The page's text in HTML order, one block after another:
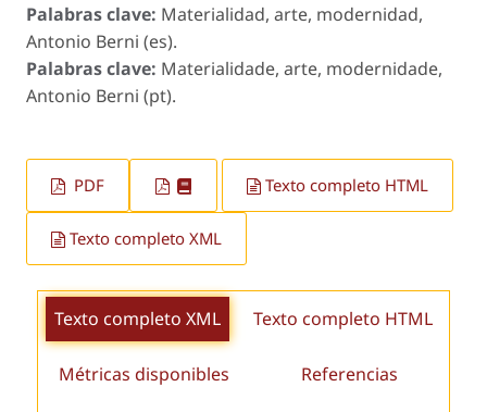
Palabras clave: Materialidad, arte, modernidad,
Antonio Berni (es).
Palabras clave: Materialidade, arte, modernidade,
Antonio Berni (pt).
PDF Texto completo HTML
Texto completo XML
Texto completo XML Texto completo HTML
Métricas disponibles Referencias